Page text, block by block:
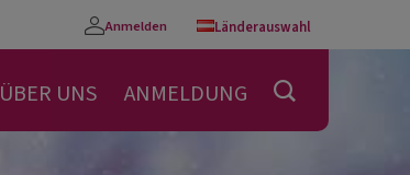
Anmelden
Konto
Länderauswahl
ÜBER UNS ANMELDUNG